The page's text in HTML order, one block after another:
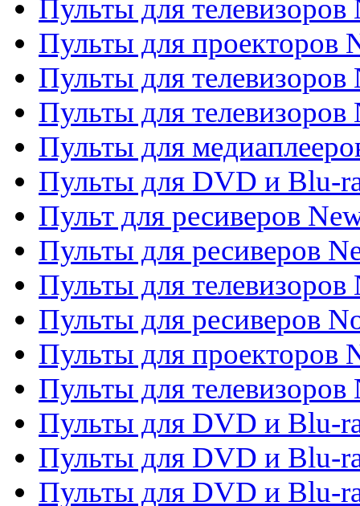
Пульты для телевизоров
Пульты для проекторов
Пульты для телевизоров
Пульты для телевизоров
Пульты для
Пульты для DVD и Blu-
Пульт для ресиверов
Пульты для ресиверов
Пульты для телевизоров
Пульты для ресиверов
Пульты для проекторов
Пульты для телевизоров
Пульты для DVD и Blu-
Пульты для DVD и Blu-
Пульты для DVD и Blu-